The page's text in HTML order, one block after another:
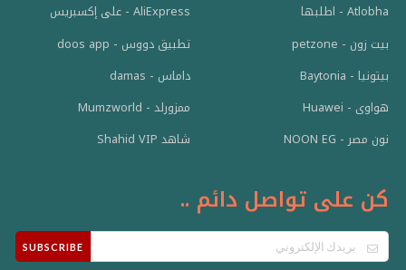
Atlobha - اطلبها
AliExpress - على إكسبريس
بيت زون - petzone
تطبيق دووس - doos app
بيتونيا - Baytonia
داماس - damas
هواوى - Huawei
ممزورلد - Mumzworld
نون مصر - NOON EG
شاهد Shahid VIP
كن على تواصل دائم ..
SUBSCRIBE